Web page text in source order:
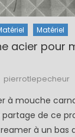
Matériel
acier pour
Author
pierrotlepecheur
à mouche
de ce
à un bas